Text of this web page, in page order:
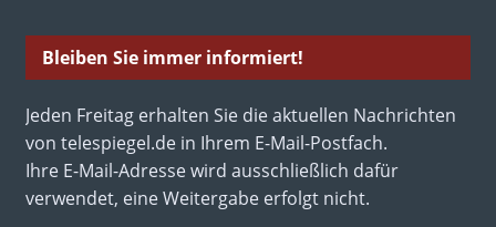
Bleiben Sie immer informiert!
Jeden Freitag erhalten Sie die aktuellen Nachrichten
von telespiegel.de in Ihrem E-Mail-Postfach.
Ihre E-Mail-Adresse wird ausschließlich dafür
verwendet, eine Weitergabe erfolgt nicht.